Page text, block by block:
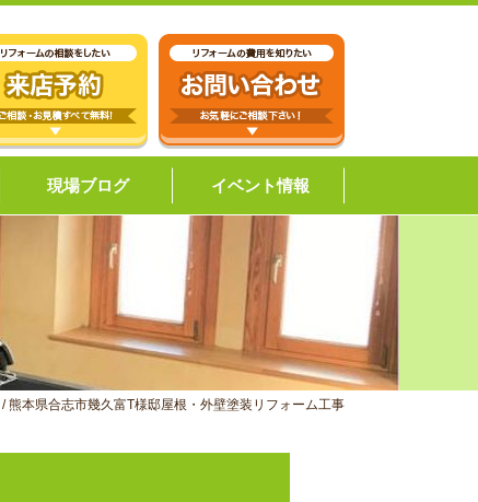
現場ブログ イベント情報
/熊本県合志市幾久富T様邸屋根・外壁塗装リフォーム工事